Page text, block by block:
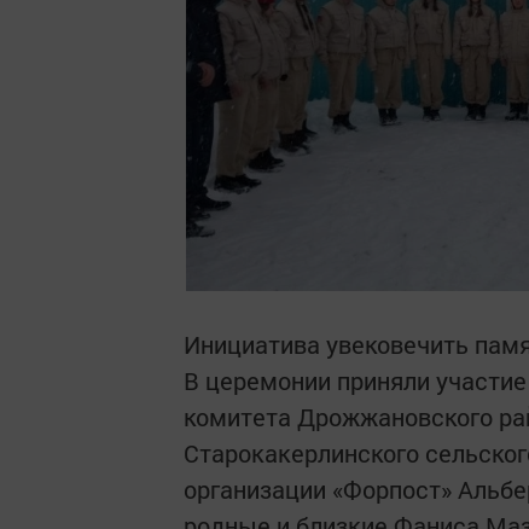
Инициатива увековечить
В церемонии приняли
комитета Дрожжановского
Старокакерлинского
организации «Форпост»